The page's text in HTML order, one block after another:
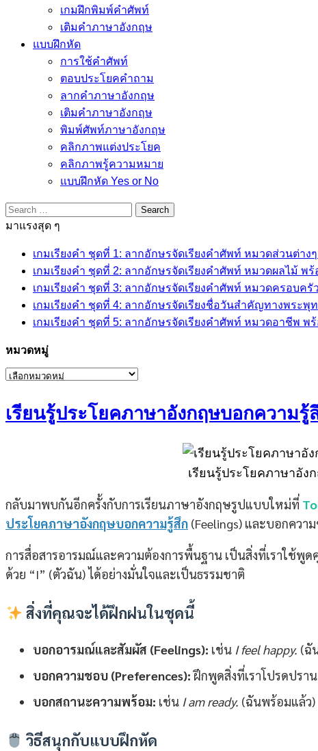
เกมฝึกพิมพ์คำศัพท์
เติมคำภาษาอังกฤษ
แบบฝึกหัด
การใช้คำศัพท์
ตอบประโยคคำถาม
ลากคำภาษาอังกฤษ
เติมคำภาษาอังกฤษ
พิมพ์ศัพท์ภาษาอังกฤษ
คลิกภาพแต่งประโยค
คลิกภาพรู้ความหมาย
แบบฝึกหัด Yes or No
Search
for:
มาแรงสุด ๆ
เกมเรียงคำ ชุดที่ 1: ลากอักษรจัดเรียงคำศัพท์ หมวดส่วนต่าง
เกมเรียงคำ ชุดที่ 2: ลากอักษรจัดเรียงคำศัพท์ หมวดผลไม้ พ
เกมเรียงคำ ชุดที่ 3: ลากอักษรจัดเรียงคำศัพท์ หมวดครอบค
เกมเรียงคำ ชุดที่ 4: ลากอักษรจัดเรียงชื่อวันสำคัญทางพระ
เกมเรียงคำ ชุดที่ 5: ลากอักษรจัดเรียงคำศัพท์ หมวดอาชีพ พ
หมวดหมู่
หมวด
เรียนรู้ประโยคภาษาอังกฤษบอกความ
เรียนรู้ประโยคภาษาอัง
กลับมาพบกันอีกครั้งกับการเรียนภาษาอังกฤษรูปแบบใหม่ที่
ประโยคภาษาอังกฤษบอกความรู้สึก (Feelings) และบอกควา
การสื่อสารอารมณ์และความต้องการพื้นฐาน เป็นสิ่งที่เราใช้พู
ด้วย “I” (ตัวฉัน) ได้อย่างมั่นใจและเป็นธรรมชาติ
สิ่งที่คุณจะได้ฝึกฝนในชุดนี้
บอกอารมณ์และสัมผัส (Feelings): เช่น I feel happy. (ฉั
บอกความชอบ (Preferences):ฝึกพูดสิ่งที่เราโปรดปรา
บอกสถานะความพร้อม: เช่น I am ready. (ฉันพร้อมแล้ว)
วิธีสนุกกับแบบฝึกหัด